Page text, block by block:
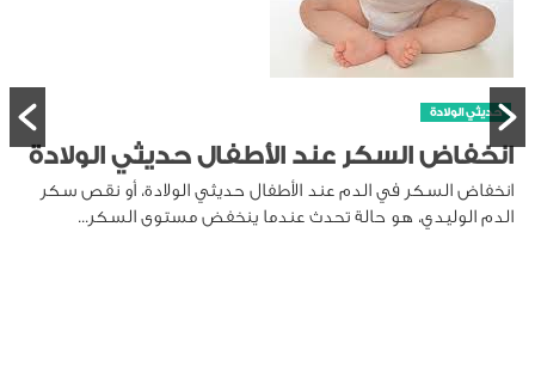
حديثي الولادة
انخفاض السكر عند الأطفال حديثي الولادة
انخفاض السكر في الدم عند الأطفال حديثي الولادة، أو نقص سكر
الدم الوليدي، هو حالة تحدث عندما ينخفض مستوى السكر...